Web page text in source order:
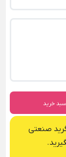
خرید
صنعتی